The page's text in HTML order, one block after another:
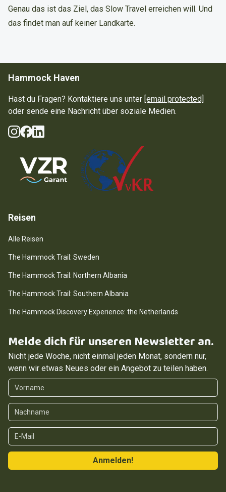
Genau das ist das Ziel, das Slow Travel erreichen will. Und
das findet man auf keiner Landkarte.
Hammock Haven
Hast du Fragen? Kontaktiere uns unter [email protected]
oder sende eine Nachricht über soziale Medien.
Soziale Medien
Instagram
Facebook
LinkedIn
Reisen
Alle Reisen
The Hammock Trail: Sweden
The Hammock Trail: Northern Albania
The Hammock Trail: Southern Albania
The Hammock Discovery Experience: the Netherlands
Melde dich für unseren Newsletter an.
Nicht jede Woche, nicht einmal jeden Monat, sondern nur,
wenn wir etwas Neues oder ein Angebot zu teilen haben.
Vorname
Nachname
E-Mail
Anmelden!